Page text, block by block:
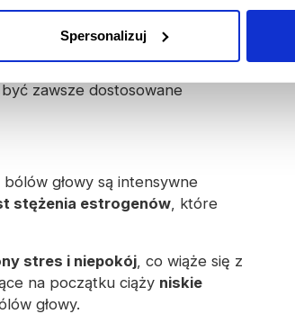
Spersonalizuj
głowy ikonsultacja lekarza
zdrowie zarówno matki, jak i
zawsze dostosowane
głowy są intensywne
stężenia estrogenów , które
stres i niepokój , co wiąże się z
na początku ciąży niskie
głowy.